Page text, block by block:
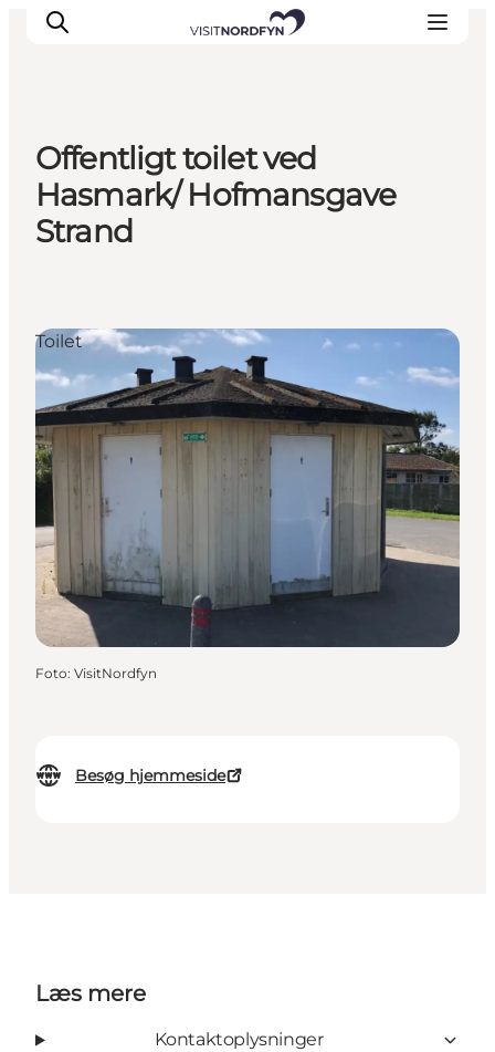
Oplev
Det sker
Spis og drik
For børn
Offentligt toilet ved
Hasmark/ Hofmansgave
Strand
Besøg hjemmeside
Toilet
Foto: VisitNordfyn
Læs mere
Kontaktoplysninger